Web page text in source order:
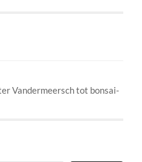
Vandermeersch tot bonsai-